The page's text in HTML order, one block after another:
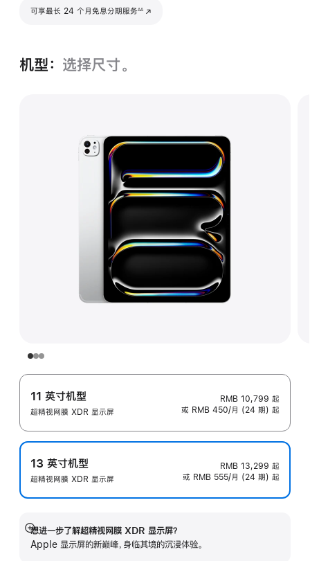
可享最长 24 个月免息分期服务∆∆
(在新窗口中打开)
机型： 选择尺寸。
11 英寸机型
超精视网膜 XDR 显示屏
RMB 10,799 起
或 RMB 450/月 (24 期) 起
13 英寸机型
超精视网膜 XDR 显示屏
RMB 13,299 起
或 RMB 555/月 (24 期) 起
想进一步了解超精视网膜 XDR 显示屏？
Apple 显示屏的新巅峰，身临其境的沉浸体验。
展
开